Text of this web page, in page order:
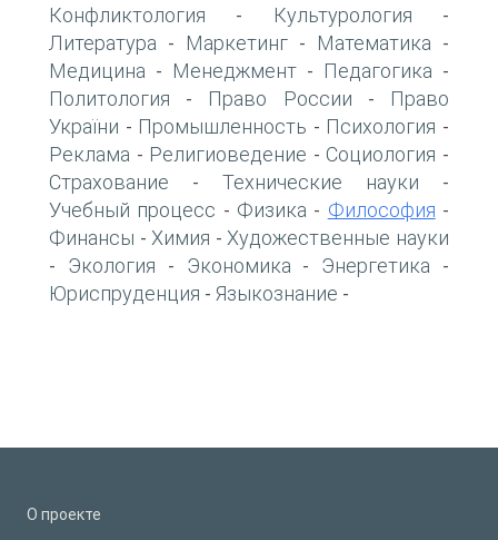
Конфликтология - Культурология -
Литература - Маркетинг - Математика -
Медицина - Менеджмент - Педагогика -
Политология - Право России -
Право
України - Промышленность - Психология -
Реклама - Религиоведение - Социология -
Страхование - Технические науки -
Учебный процесс - Физика - Философия -
Финансы - Химия - Художественные науки
- Экология - Экономика - Энергетика -
Юриспруденция - Языкознание -
О проекте